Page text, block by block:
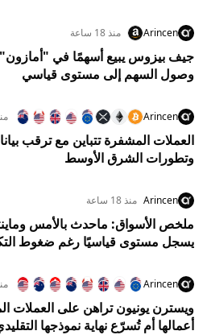
Arincen منذ 18 ساعة
وصول السهم إلى مستوى قياسي
Arincen منذ
العملات المشفرة تتباين مع ترقب
وتطورات الشرق الأوسط
Arincen منذ 18 ساعة
يسجل مستوى قياسيًا رغم ضغوط
Arincen منذ
ويسترن يونيون تراهن على العملات
أعمالها أم تُسرّع نهاية نموذجها